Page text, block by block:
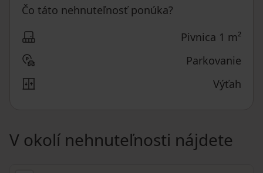
Čo táto nehnuteľnosť ponúka?
Pivnica 1 m²
Parkovanie
Výťah
V okolí nehnuteľnosti nájdete